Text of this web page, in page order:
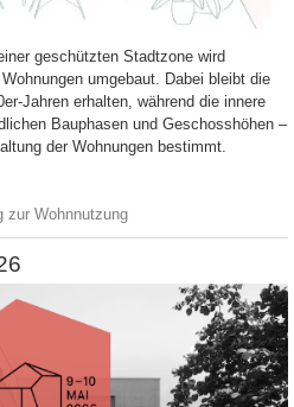
geschützten Stadtzone wird
umgebaut. Dabei bleibt die
Jahren erhalten, während die innere
Bauphasen und Geschosshöhen –
der Wohnungen bestimmt.
zur Wohnnutzung